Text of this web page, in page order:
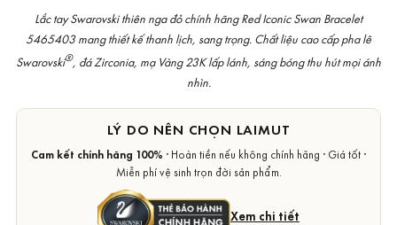
Lắc tay Swarovski thiên nga đỏ chính hãng Red Iconic Swan Bracelet
5465403 mang thiết kế thanh lịch, sang trọng. Chất liệu cao cấp pha lê
Swarovski®, đá Zirconia, mạ Vàng 23K lấp lánh, sáng bóng thu hút mọi ánh
nhìn.
LÝ DO NÊN CHỌN LAIMUT
Cam kết chính hãng 100% · Hoàn tiền nếu không chính hãng · Giá tốt ·
Miễn phí vệ sinh trọn đời sản phẩm.
Xem chi tiết